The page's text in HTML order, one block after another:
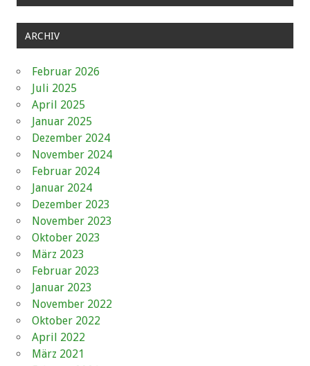
ARCHIV
Februar 2026
Juli 2025
April 2025
Januar 2025
Dezember 2024
November 2024
Februar 2024
Januar 2024
Dezember 2023
November 2023
Oktober 2023
März 2023
Februar 2023
Januar 2023
November 2022
Oktober 2022
April 2022
März 2021